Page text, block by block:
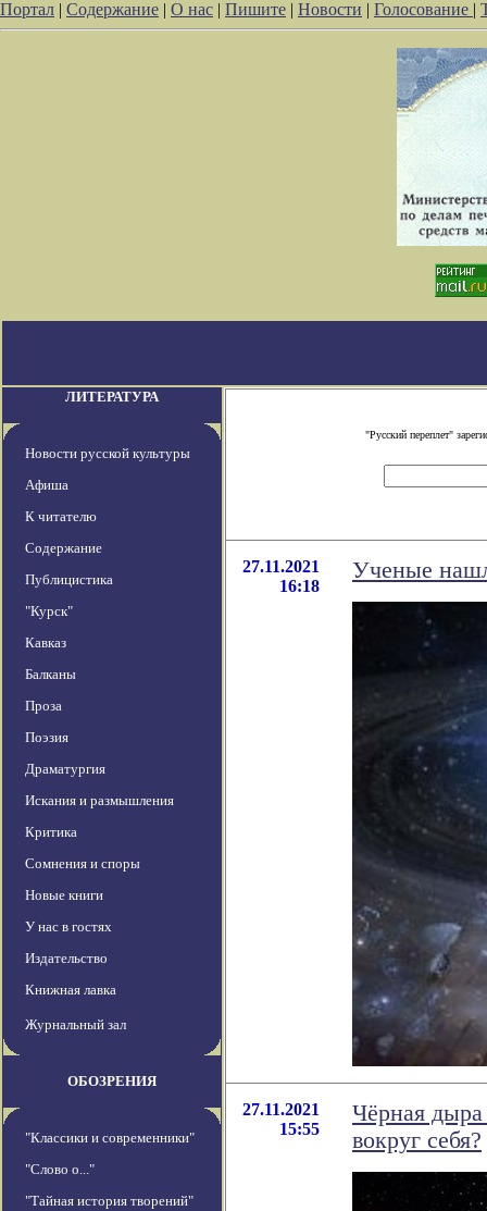
Портал | Содержание | О нас | Пишите | Новости | Голосование |
ЛИТЕРАТУРА
Новости русской культуры
Афиша
К читателю
Содержание
Публицистика
"Курск"
Кавказ
Балканы
Проза
Поэзия
Драматургия
Искания и размышления
Критика
Сомнения и споры
Новые книги
У нас в гостях
Издательство
Книжная лавка
Журнальный зал
ОБОЗРЕНИЯ
"Классики и современники"
"Слово о..."
"Тайная история творений"
"Русский переплет"
27.11.2021
16:18
Ученые
27.11.2021
15:55
Чёрная
вокруг себя?